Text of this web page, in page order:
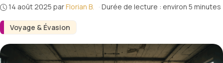
Voyage & Évasion
14 août 2025 parFlorian B. · Durée de lecture : environ 5 minutes